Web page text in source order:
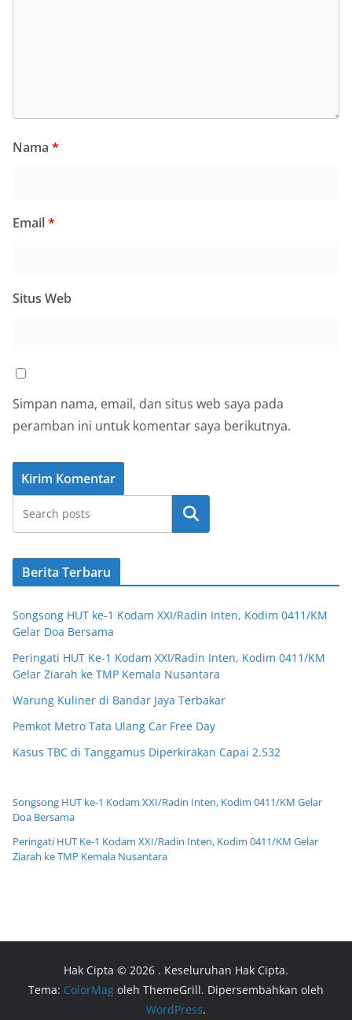
Nama *
Email*
Situs Web
Simpan nama, email, dan situs web saya pada
peramban ini untuk komentar saya berikutnya.
Cari
Berita Terbaru
Songsong HUT ke-1 Kodam XXI/Radin Inten, Kodim 0411/KM
Gelar Doa Bersama
Peringati HUT Ke-1 Kodam XXI/Radin Inten, Kodim 0411/KM
Gelar Ziarah ke TMP Kemala Nusantara
Warung Kuliner di Bandar Jaya Terbakar
Pemkot Metro Tata Ulang Car Free Day
Kasus TBC di Tanggamus Diperkirakan Capai 2.532
Songsong HUT ke-1 Kodam XXI/Radin Inten, Kodim 0411/KM Gelar
Doa Bersama
Peringati HUT Ke-1 Kodam XXI/Radin Inten, Kodim 0411/KM Gelar
Ziarah ke TMP Kemala Nusantara
Hak Cipta © 2026 . Keseluruhan Hak Cipta.
Tema: ColorMag oleh ThemeGrill. Dipersembahkan oleh
WordPress.